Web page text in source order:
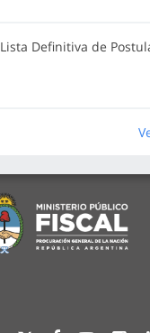
Definitiva de